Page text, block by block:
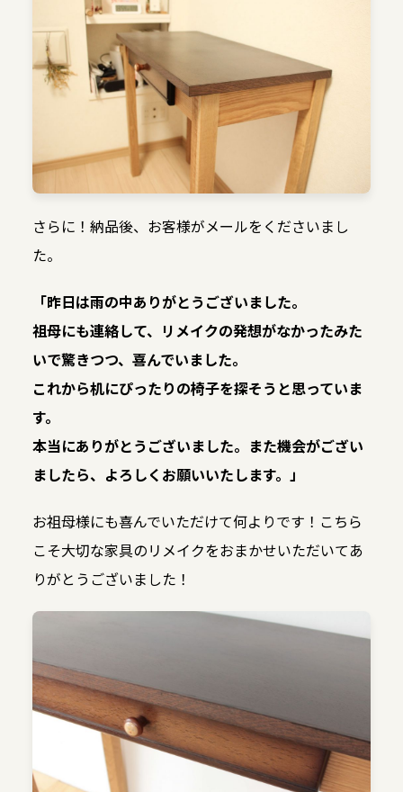
さらに！納品後、お客様がメールをくださいまし
た。
「昨日は雨の中ありがとうございました。
祖母にも連絡して、リメイクの発想がなかったみた
いで驚きつつ、喜んでいました。
これから机にぴったりの椅子を探そうと思っていま
す。
本当にありがとうございました。また機会がござい
ましたら、よろしくお願いいたします。」
お祖母様にも喜んでいただけて何よりです！こちら
こそ大切な家具のリメイクをおまかせいただいてあ
りがとうございました！